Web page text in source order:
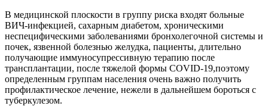
В медицинской плоскости в группу риска входят больные
ВИЧ-инфекцией, сахарным диабетом, хроническими
неспецифическими заболеваниями бронхолегочной системы и
почек, язвенной болезнью желудка, пациенты, длительно
получающие иммуносупрессивную терапию после
трансплантации, после тяжелой формы COVID-19,поэтому
определенным группам населения очень важно получить
профилактическое лечение, нежели в дальнейшем бороться с
туберкулезом.